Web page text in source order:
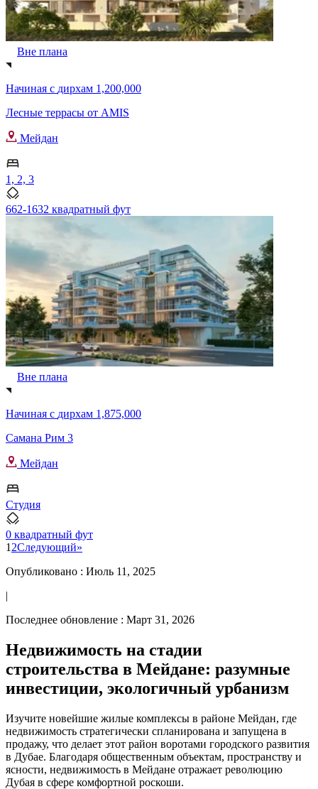
Вне плана
Начиная с дирхам 1,200,000
Лесные террасы от AMIS
Мейдан
1, 2, 3
662-1632 квадратный фут
Вне плана
Начиная с дирхам 1,875,000
Самана Рим 3
Мейдан
Студия
0 квадратный фут
1 2Следующий»
Опубликовано : Июль 11, 2025
|
Последнее обновление : Март 31, 2026
Недвижимость на стадии
строительства в Мейдане: разумные
инвестиции, экологичный урбанизм
Изучите новейшие жилые комплексы в районе Мейдан, где
недвижимость стратегически спланирована и запущена в
продажу, что делает этот район воротами городского развития
в Дубае. Благодаря общественным объектам, пространству и
ясности, недвижимость в Мейдане отражает революцию
Дубая в сфере комфортной роскоши.